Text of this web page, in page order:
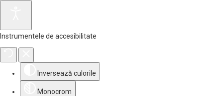
Instrumentele de accesibilitate
Inversează culorile
Monocrom